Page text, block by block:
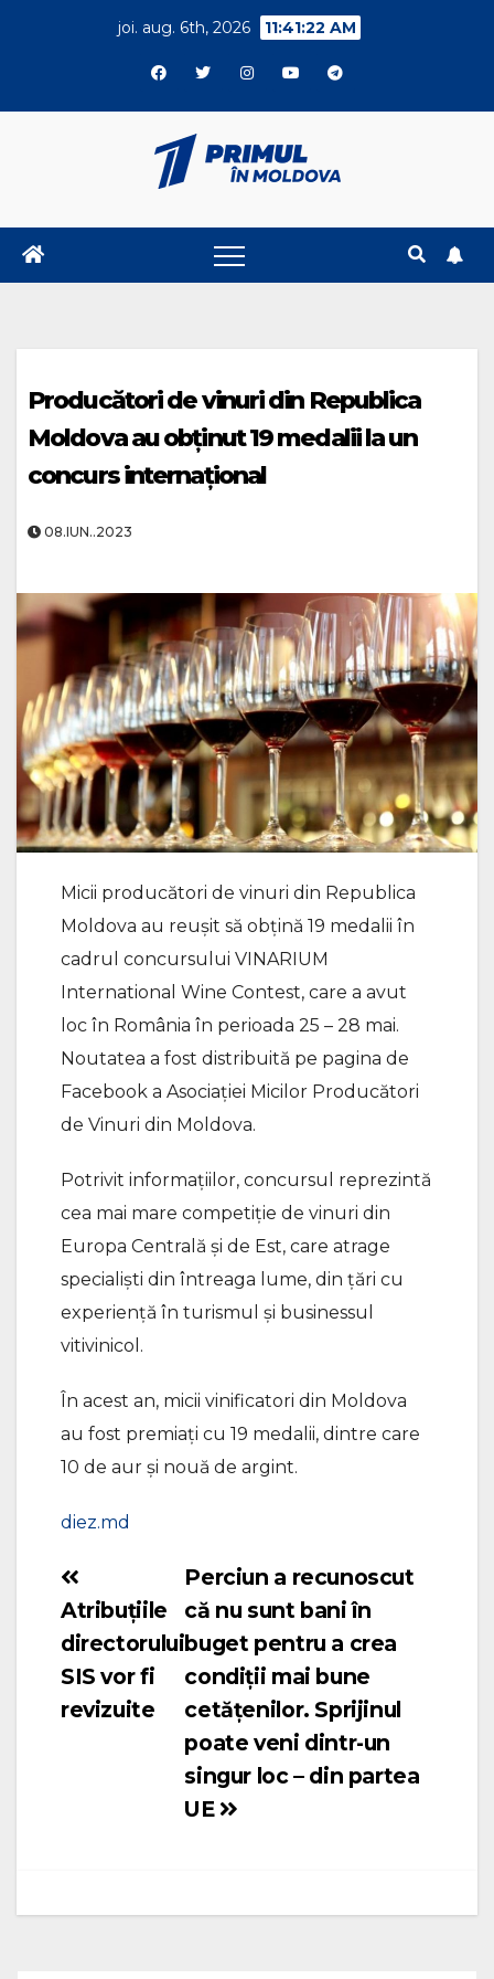
joi. aug. 6th, 2026 11:41:22 AM
Producători de vinuri din Republica
Moldova au obținut 19 medalii la un
concurs internațional
08.IUN..2023
Micii producători de vinuri din Republica
Moldova au reușit să obțină 19 medalii în
cadrul concursului VINARIUM
International Wine Contest, care a avut
loc în România în perioada 25 – 28 mai.
Noutatea a fost distribuită pe pagina de
Facebook a Asociației Micilor Producători
de Vinuri din Moldova.
Potrivit informațiilor, concursul reprezintă
cea mai mare competiție de vinuri din
Europa Centrală și de Est, care atrage
specialişti din întreaga lume, din ţări cu
experienţă în turismul și businessul
vitivinicol.
În acest an, micii vinificatori din Moldova
au fost premiați cu 19 medalii, dintre care
10 de aur și nouă de argint.
diez.md
Navigare
în
articole
Perciun a recunoscut
că nu sunt bani în
buget pentru a crea
condiții mai bune
cetățenilor. Sprijinul
poate veni dintr-un
singur loc – din partea
UE
Atribuțiile
directorului
SIS vor fi
revizuite